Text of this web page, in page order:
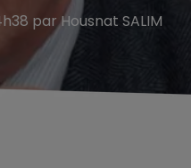
par Housnat SALIM